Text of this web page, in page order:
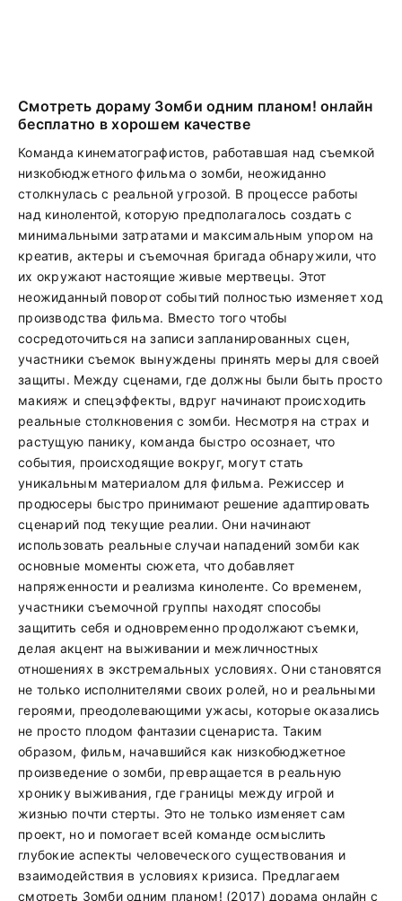
Смотреть дораму Зомби одним планом! онлайн
бесплатно в хорошем качестве
Команда кинематографистов, работавшая над съемкой
низкобюджетного фильма о зомби, неожиданно
столкнулась с реальной угрозой. В процессе работы
над кинолентой, которую предполагалось создать с
минимальными затратами и максимальным упором на
креатив, актеры и съемочная бригада обнаружили, что
их окружают настоящие живые мертвецы. Этот
неожиданный поворот событий полностью изменяет ход
производства фильма. Вместо того чтобы
сосредоточиться на записи запланированных сцен,
участники съемок вынуждены принять меры для своей
защиты. Между сценами, где должны были быть просто
макияж и спецэффекты, вдруг начинают происходить
реальные столкновения с зомби. Несмотря на страх и
растущую панику, команда быстро осознает, что
события, происходящие вокруг, могут стать
уникальным материалом для фильма. Режиссер и
продюсеры быстро принимают решение адаптировать
сценарий под текущие реалии. Они начинают
использовать реальные случаи нападений зомби как
основные моменты сюжета, что добавляет
напряженности и реализма киноленте. Со временем,
участники съемочной группы находят способы
защитить себя и одновременно продолжают съемки,
делая акцент на выживании и межличностных
отношениях в экстремальных условиях. Они становятся
не только исполнителями своих ролей, но и реальными
героями, преодолевающими ужасы, которые оказались
не просто плодом фантазии сценариста. Таким
образом, фильм, начавшийся как низкобюджетное
произведение о зомби, превращается в реальную
хронику выживания, где границы между игрой и
жизнью почти стерты. Это не только изменяет сам
проект, но и помогает всей команде осмыслить
глубокие аспекты человеческого существования и
взаимодействия в условиях кризиса. Предлагаем
смотреть Зомби одним планом! (2017) дорама онлайн с